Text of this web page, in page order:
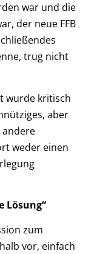
war und die
der neue FFB
trug nicht
wurde kritisch
aber
weder einen
Lösung“
zum
vor, einfach